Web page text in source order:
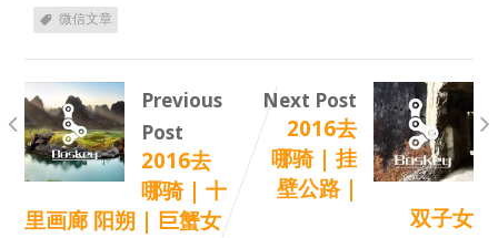
微信文章
Previous
Post
2016去
哪骑 | 十
里画廊 阳朔 | 巨蟹女
Next Post
2016去
哪骑 | 挂
壁公路 |
双子女